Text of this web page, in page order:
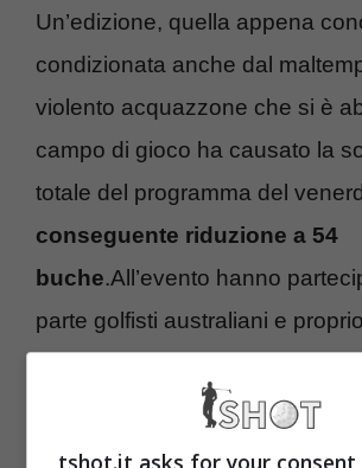
Un’edizione, quella appena
condizionata anche dal
violento acquazzone che si è
campo di gioco ha causato la
totale del programma del
conseguente riduzione a 54
buche.All’evento hanno
parte golfisti australiani e
la prima in carriera in un torneo
Tour.
tshot.it asks for your consent